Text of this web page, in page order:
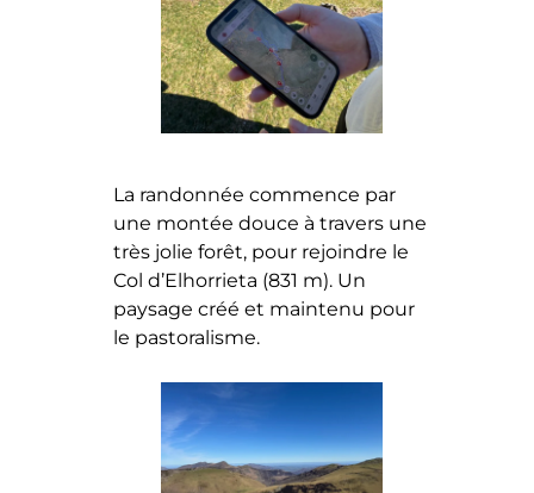
La randonnée commence par
une montée douce à travers une
très jolie forêt, pour rejoindre le
Col d’Elhorrieta (831 m). Un
paysage créé et maintenu pour
le pastoralisme.